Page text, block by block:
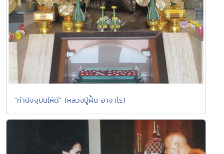
"ทำปัจจุบันให้ดี" (หลวงปู่ฝั้น อาจาโร)